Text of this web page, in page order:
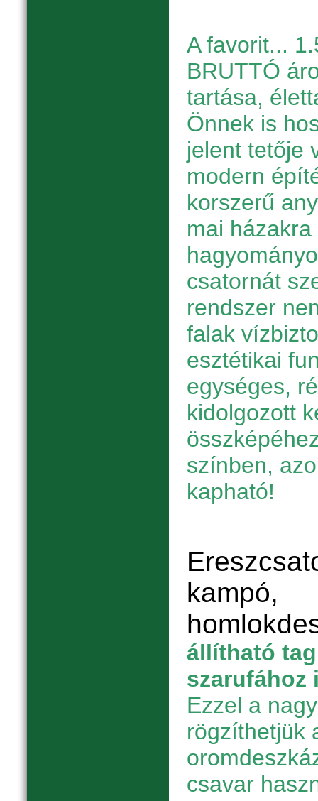
A favorit...
BRUTTÓ
tartása,
Önnek is
jelent tetője
modern
korszerű
mai
csatornát
rendszer
falak
esztétikai
egységes,
kidolgozott
színben,
kapható!
kampó,
állítható
szarufához
Ezzel a
rögzíthetjük
csavar